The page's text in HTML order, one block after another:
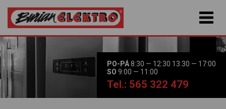
PO-PÁ8:30 — 12:30 13:30 — 17:00
SO 9:00 — 11:00
Tel.: 565 322 479